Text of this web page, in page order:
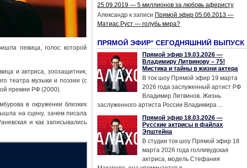
певица, голос которой
и актриса, зоозащитник,
театра музыки и поэзии (с
премии РФ (2000).
в окружении близких
на сцену, зачем писала
и как записывались
25.09.2019 — 5 миллионов за любовь аферисту
Александр к записи Прямой эфир 05.06.2013 —
Матиас Руст — голубь мира?
ПРЯМОЙ ЭФИР° СЕГОДНЯШНИЙ ВЫПУСК
Прямой эфир 19.03.2026 —
Владимиру Литвинову – 75!
Мистика и тайны в жизни актера
В ток шоу Прямой эфир 19 марта
2026 года заслуженный артист РФ
Владимир Литвинов. Жизнь
заслуженного артиста России Владимира ...
Прямой эфир 18.03.2026 —
Русские актрисы в файлах
Эпштейна
В студии ток шоу Прямой эфир 18
марта 2026 года голливудская
актриса, модель Стефания